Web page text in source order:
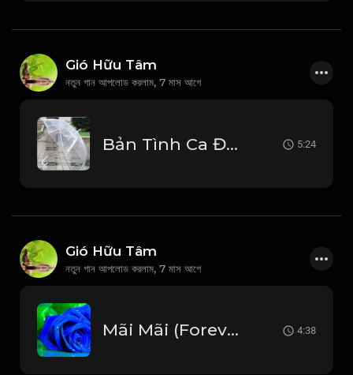
Gió Hữu Tâm
নতুন গান আপলোড করলাম, 7 মাস আগে
Bản Tình Ca Đầu Tiên - Duy Khoa Beat Gốc_1767095231357 5:24
Gió Hữu Tâm
নতুন গান আপলোড করলাম, 7 মাস আগে
Mãi Mãi (Forever) 영원히사랑해 - Lam Trường (안재욱) Beat Chuẩn_1766654396787 4:38